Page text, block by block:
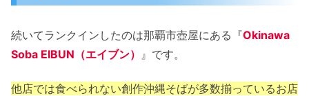
続いてランクインしたのは那覇市壺屋にある『Okinawa
Soba EIBUN（エイブン）
』です。
他店では食べられない創作沖縄そばが多数揃っているお店